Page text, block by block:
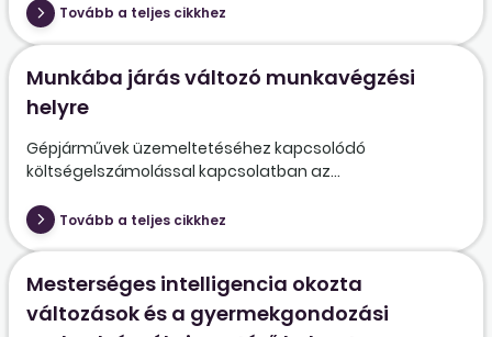
Tovább a teljes cikkhez
Munkába járás változó munkavégzési
helyre
Gépjárművek üzemeltetéséhez kapcsolódó
költségelszámolással kapcsolatban az...
Tovább a teljes cikkhez
Mesterséges intelligencia okozta
változások és a gyermekgondozási